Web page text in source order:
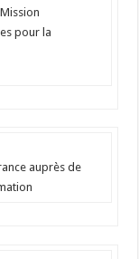
pour la
auprès de